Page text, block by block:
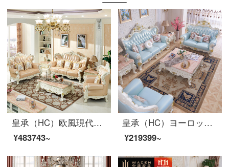
皇承（HC）欧風現代高級客間ソファ皮芸実木ソファ866 123ソファ1.3長何2.2テレビキャビネット1.3円テーブル6食事椅子
¥483743~
皇承（HC）ヨーロッパ式の軽い贅沢なソファー法式宮廷ソファ高級別荘の中の大きな部屋型ソファセットのソファー832 123セットのソファー
¥219399~